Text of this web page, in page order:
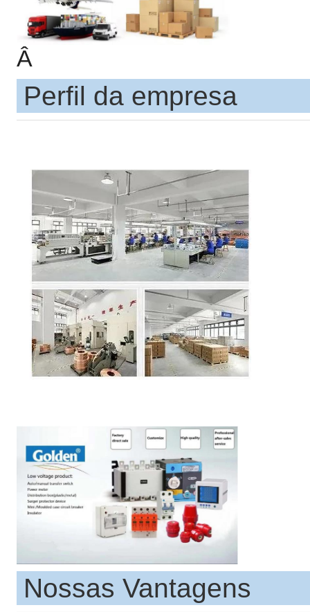
Â
Perfil da empresa
Nossas Vantagens